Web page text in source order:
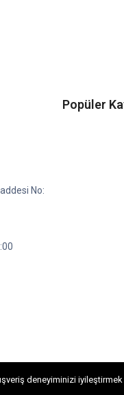
No:
Popüler
deneyiminizi